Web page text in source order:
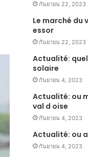
กันยายน 22, 2023
Le marché du
essor
กันยายน 22, 2023
Actualité:
solaire
กันยายน 4, 2023
Actualité: ou
val d oise
กันยายน 4, 2023
Actualité: ou
กันยายน 4, 2023